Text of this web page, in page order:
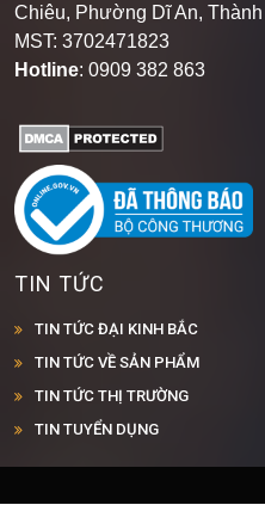
Chiêu, Phường Dĩ An,
MST: 3702471823
Hotline: 0909 382 863
TIN TỨC
TIN TỨC ĐẠI KINH BẮC
TIN TỨC VỀ SẢN PHẨM
TIN TỨC THỊ TRƯỜNG
TIN TUYỂN DỤNG